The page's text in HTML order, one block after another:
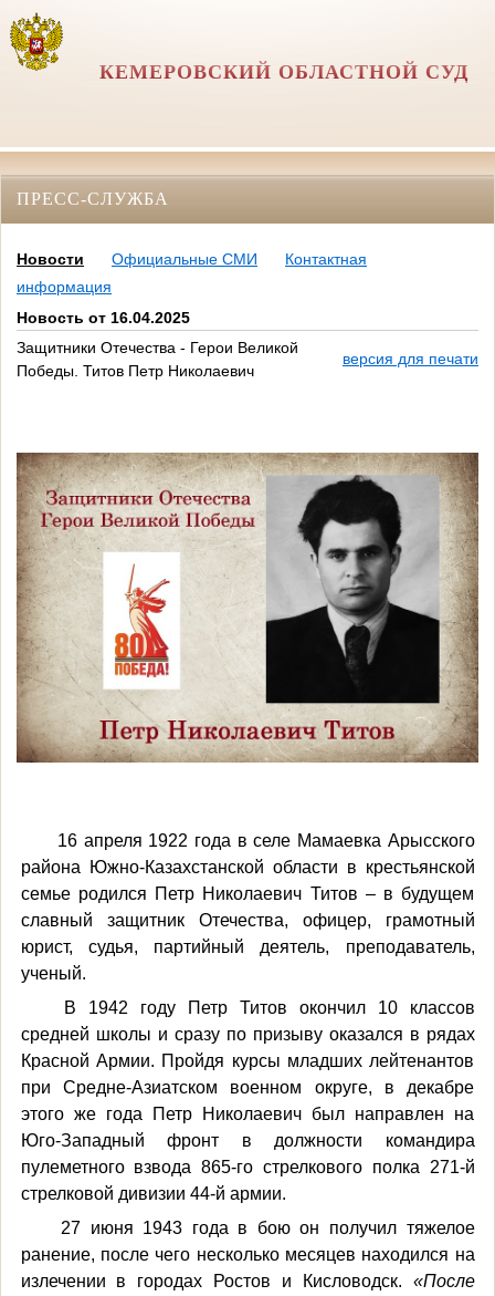
КЕМЕРОВСКИЙ ОБЛАСТНОЙ СУД
ПРЕСС-СЛУЖБА
Новости Официальные СМИ
Контактная
информация
Новость от 16.04.2025
Защитники Отечества - Герои Великой
Победы. Титов Петр Николаевич
версия для печати
16 апреля 1922 года в селе Мамаевка Арысского
района Южно-Казахстанской области в крестьянской
семье родился Петр Николаевич Титов – в будущем
славный защитник Отечества, офицер, грамотный
юрист, судья, партийный деятель, преподаватель,
ученый.
В 1942 году Петр Титов окончил 10 классов
средней школы и сразу по призыву оказался в рядах
Красной Армии. Пройдя курсы младших лейтенантов
при Средне-Азиатском военном округе, в декабре
этого же года Петр Николаевич был направлен на
Юго-Западный фронт в должности командира
пулеметного взвода 865-го стрелкового полка 271-й
стрелковой дивизии 44-й армии.
27 июня 1943 года в бою он получил тяжелое
ранение, после чего несколько месяцев находился на
излечении в городах Ростов и Кисловодск. «После